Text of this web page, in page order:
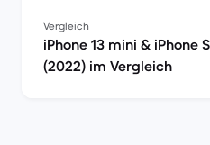
Vergleich
iPhone 13 mini & iPhone
(2022) im Vergleich